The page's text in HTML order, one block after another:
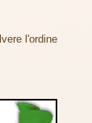
l'ordine